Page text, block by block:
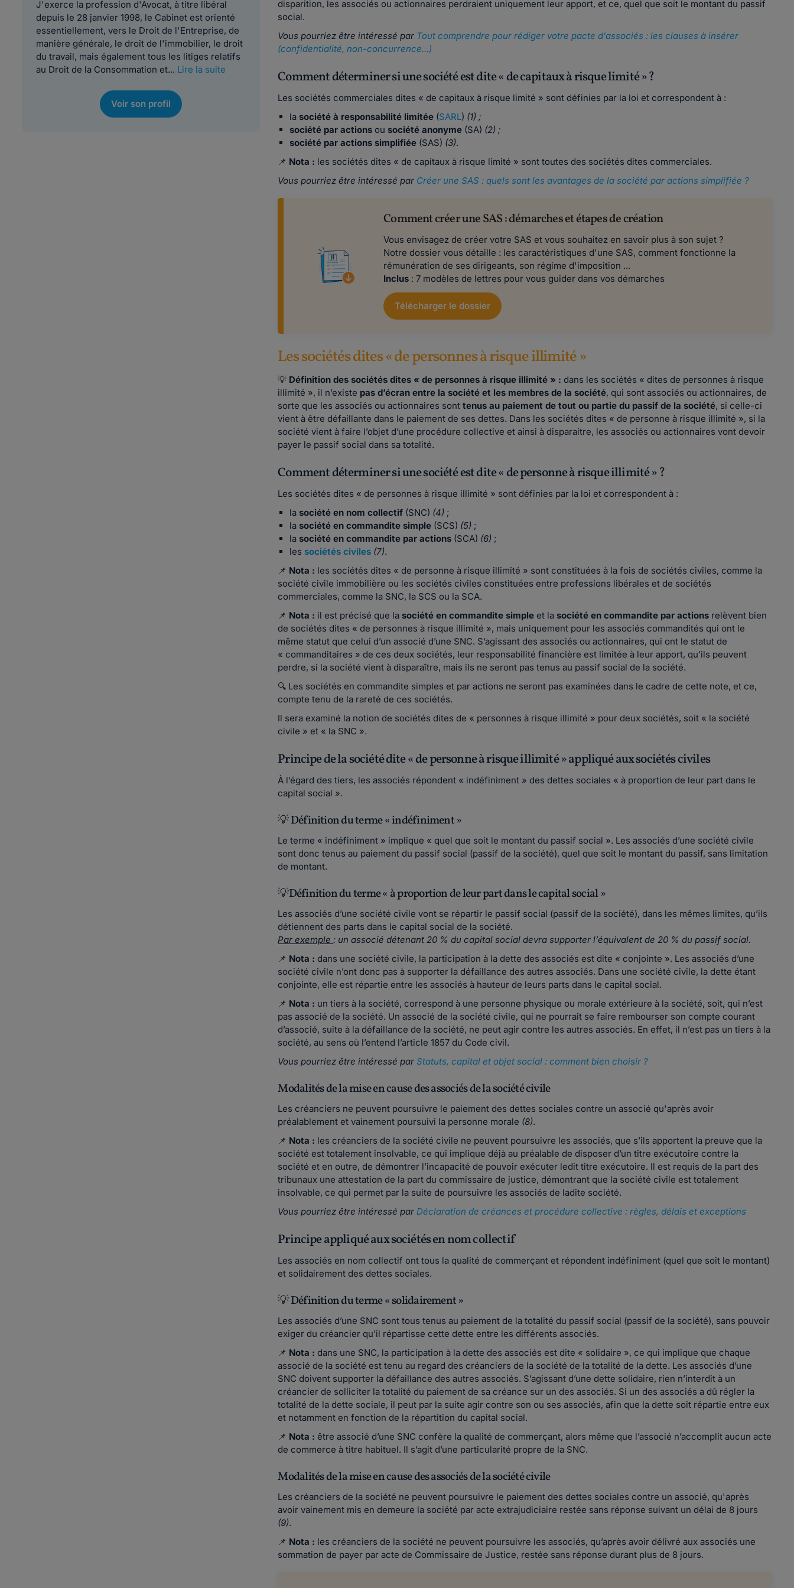
J'exerce la profession d'Avocat, à titre libéral
depuis le 28 janvier 1998, le Cabinet est orienté
essentiellement, vers le Droit de l'Entreprise, de
manière générale, le droit de l'immobilier, le droit
du travail, mais également tous les litiges relatifs
au Droit de la Consommation et... Lire la suite
Voir son profil
disparition, les associés ou actionnaires perdraient uniquement leur apport, et ce, quel que soit le montant du passif
social.
Vous pourriez être intéressé par Tout comprendre pour rédiger votre pacte d’associés : les clauses à insérer
(confidentialité, non-concurrence...)
Comment déterminer si une société est dite « de capitaux à risque limité » ?
Les sociétés commerciales dites « de capitaux à risque limité » sont définies par la loi et correspondent à :
la société à responsabilité limitée (SARL) (1) ;
société par actions ou société anonyme (SA) (2) ;
société par actions simplifiée (SAS) (3).
📌 Nota : les sociétés dites « de capitaux à risque limité » sont toutes des sociétés dites commerciales.
Vous pourriez être intéressé par Créer une SAS : quels sont les avantages de la société par actions simplifiée ?
Comment créer une SAS : démarches et étapes de création
Vous envisagez de créer votre SAS et vous souhaitez en savoir plus à son sujet ?
Notre dossier vous détaille : les caractéristiques d'une SAS, comment fonctionne la
rémunération de ses dirigeants, son régime d'imposition ...
Inclus : 7 modèles de lettres pour vous guider dans vos démarches
Télécharger le dossier
Les sociétés dites « de personnes à risque illimité »
💡 Définition des sociétés dites « de personnes à risque illimité » : dans les sociétés « dites de personnes à risque
illimité », il n’existe pas d’écran entre la société et les membres de la société, qui sont associés ou actionnaires, de
sorte que les associés ou actionnaires sonttenus au paiement de tout ou partie du passif de la société, si celle-ci
vient à être défaillante dans le paiement de ses dettes. Dans les sociétés dites « de personne à risque illimité », si la
société vient à faire l’objet d’une procédure collective et ainsi à disparaitre, les associés ou actionnaires vont devoir
payer le passif social dans sa totalité.
Comment déterminer si une société est dite « de personne à risque illimité » ?
Les sociétés dites « de personnes à risque illimité » sont définies par la loi et correspondent à :
la société en nom collectif (SNC) (4) ;
la société en commandite simple (SCS) (5) ;
la société en commandite par actions (SCA) (6) ;
les sociétés civiles (7).
📌 Nota : les sociétés dites « de personne à risque illimité » sont constituées à la fois de sociétés civiles, comme la
société civile immobilière ou les sociétés civiles constituées entre professions libérales et de sociétés
commerciales, comme la SNC, la SCS ou la SCA.
📌 Nota : il est précisé que la société en commandite simple et la société en commandite par actions relèvent bien
de sociétés dites « de personnes à risque illimité », mais uniquement pour les associés commandités qui ont le
même statut que celui d’un associé d’une SNC. S’agissant des associés ou actionnaires, qui ont le statut de
« commanditaires » de ces deux sociétés, leur responsabilité financière est limitée à leur apport, qu’ils peuvent
perdre, si la société vient à disparaître, mais ils ne seront pas tenus au passif social de la société.
🔍 Les sociétés en commandite simples et par actions ne seront pas examinées dans le cadre de cette note, et ce,
compte tenu de la rareté de ces sociétés.
Il sera examiné la notion de sociétés dites de « personnes à risque illimité » pour deux sociétés, soit « la société
civile » et « la SNC ».
Principe de la société dite « de personne à risque illimité » appliqué aux sociétés civiles
À l’égard des tiers, les associés répondent « indéfiniment » des dettes sociales « à proportion de leur part dans le
capital social ».
💡 Définition du terme « indéfiniment »
Le terme « indéfiniment » implique « quel que soit le montant du passif social ». Les associés d’une société civile
sont donc tenus au paiement du passif social (passif de la société), quel que soit le montant du passif, sans limitation
de montant.
💡Définition du terme « à proportion de leur part dans le capital social »
Les associés d’une société civile vont se répartir le passif social (passif de la société), dans les mêmes limites, qu’ils
détiennent des parts dans le capital social de la société.
Par exemple: un associé détenant 20 % du capital social devra supporter l’équivalent de 20 % du passif social.
📌 Nota : dans une société civile, la participation à la dette des associés est dite « conjointe ». Les associés d’une
société civile n’ont donc pas à supporter la défaillance des autres associés. Dans une société civile, la dette étant
conjointe, elle est répartie entre les associés à hauteur de leurs parts dans le capital social.
📌 Nota : un tiers à la société, correspond à une personne physique ou morale extérieure à la société, soit, qui n’est
pas associé de la société. Un associé de la société civile, qui ne pourrait se faire rembourser son compte courant
d’associé, suite à la défaillance de la société, ne peut agir contre les autres associés. En effet, il n’est pas un tiers à la
société, au sens où l’entend l’article 1857 du Code civil.
Vous pourriez être intéressé parStatuts, capital et objet social : comment bien choisir ?
Modalités de la mise en cause des associés de la société civile
Les créanciers ne peuvent poursuivre le paiement des dettes sociales contre un associé qu'après avoir
préalablement et vainement poursuivi la personne morale (8).
📌 Nota : les créanciers de la société civile ne peuvent poursuivre les associés, que s’ils apportent la preuve que la
société est totalement insolvable, ce qui implique déjà au préalable de disposer d’un titre exécutoire contre la
société et en outre, de démontrer l’incapacité de pouvoir exécuter ledit titre exécutoire. Il est requis de la part des
tribunaux une attestation de la part du commissaire de justice, démontrant que la société civile est totalement
insolvable, ce qui permet par la suite de poursuivre les associés de ladite société.
Vous pourriez être intéressé parDéclaration de créances et procédure collective : règles, délais et exceptions
Principe appliqué aux sociétés en nom collectif
Les associés en nom collectif ont tous la qualité de commerçant et répondent indéfiniment (quel que soit le montant)
et solidairement des dettes sociales.
💡 Définition du terme « solidairement »
Les associés d’une SNC sont tous tenus au paiement de la totalité du passif social (passif de la société), sans pouvoir
exiger du créancier qu’il répartisse cette dette entre les différents associés.
📌 Nota : dans une SNC, la participation à la dette des associés est dite « solidaire », ce qui implique que chaque
associé de la société est tenu au regard des créanciers de la société de la totalité de la dette. Les associés d’une
SNC doivent supporter la défaillance des autres associés. S’agissant d’une dette solidaire, rien n’interdit à un
créancier de solliciter la totalité du paiement de sa créance sur un des associés. Si un des associés a dû régler la
totalité de la dette sociale, il peut par la suite agir contre son ou ses associés, afin que la dette soit répartie entre eux
et notamment en fonction de la répartition du capital social.
📌 Nota : être associé d’une SNC confère la qualité de commerçant, alors même que l’associé n’accomplit aucun acte
de commerce à titre habituel. Il s’agit d’une particularité propre de la SNC.
Modalités de la mise en cause des associés de la société civile
Les créanciers de la société ne peuvent poursuivre le paiement des dettes sociales contre un associé, qu'après
avoir vainement mis en demeure la société par acte extrajudiciaire restée sans réponse suivant un délai de 8 jours
(9).
📌 Nota : les créanciers de la société ne peuvent poursuivre les associés, qu’après avoir délivré aux associés une
sommation de payer par acte de Commissaire de Justice, restée sans réponse durant plus de 8 jours.